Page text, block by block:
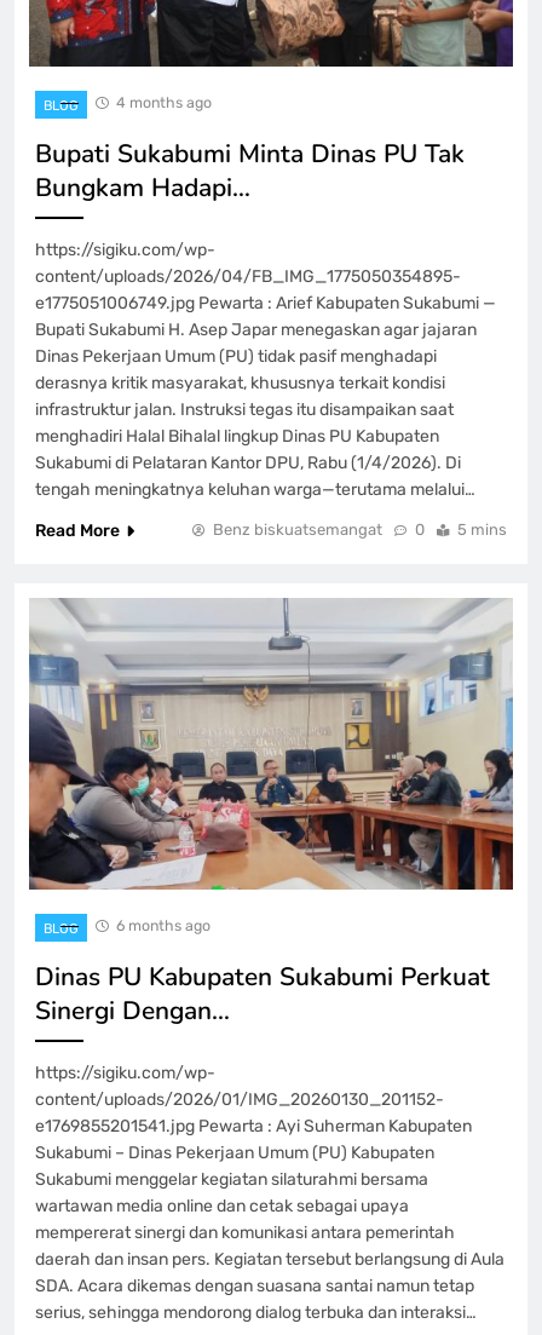
BLOG 4 months ago
Bupati Sukabumi Minta Dinas PU Tak
Bungkam Hadapi…
https://sigiku.com/wp-
content/uploads/2026/04/FB_IMG_1775050354895-
e1775051006749.jpg Pewarta : Arief Kabupaten Sukabumi —
Bupati Sukabumi H. Asep Japar menegaskan agar jajaran
Dinas Pekerjaan Umum (PU) tidak pasif menghadapi
derasnya kritik masyarakat, khususnya terkait kondisi
infrastruktur jalan. Instruksi tegas itu disampaikan saat
menghadiri Halal Bihalal lingkup Dinas PU Kabupaten
Sukabumi di Pelataran Kantor DPU, Rabu (1/4/2026). Di
tengah meningkatnya keluhan warga—terutama melalui…
Read More
Benz biskuatsemangat 0 5 mins
BLOG 6 months ago
Dinas PU Kabupaten Sukabumi Perkuat
Sinergi Dengan…
https://sigiku.com/wp-
content/uploads/2026/01/IMG_20260130_201152-
e1769855201541.jpg Pewarta : Ayi Suherman Kabupaten
Sukabumi – Dinas Pekerjaan Umum (PU) Kabupaten
Sukabumi menggelar kegiatan silaturahmi bersama
wartawan media online dan cetak sebagai upaya
mempererat sinergi dan komunikasi antara pemerintah
daerah dan insan pers. Kegiatan tersebut berlangsung di Aula
SDA. Acara dikemas dengan suasana santai namun tetap
serius, sehingga mendorong dialog terbuka dan interaksi…